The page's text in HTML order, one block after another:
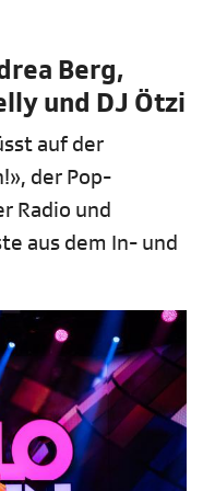
Berg,
und DJ Ötzi
auf der
der Pop-
Radio und
aus dem In- und